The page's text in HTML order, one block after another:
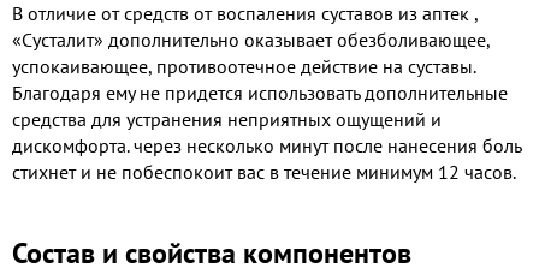
В отличие от средств от воспаления суставов из аптек ​,
«Сусталит» дополнительно оказывает обезболивающее,
успокаивающее, противоотечное действие на суставы.
Благодаря ему не придется использовать дополнительные
средства для устранения неприятных ощущений и
дискомфорта. через несколько минут после нанесения боль
стихнет и не побеспокоит вас в течение минимум 12 часов.
Состав и свойства компонентов